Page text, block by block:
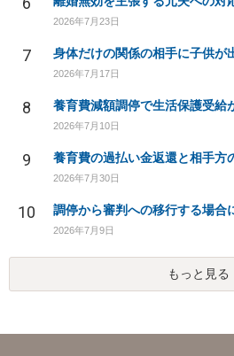
2026年7月23日
7
2026年7月17日
8 養育費減額調停で生活保護受給
2026年7月10日
9 養育費の過払い金返還と相手方
2026年7月30日
10 調停から審判への移行する場合
2026年7月9日
もっと見る